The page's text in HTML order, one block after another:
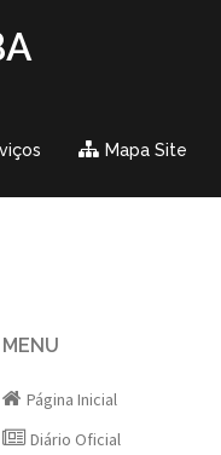
Mapa Site
MENU
Página Inicial
Diário Oficial